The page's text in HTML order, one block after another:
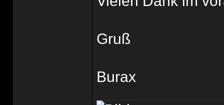
Gruß
Burax